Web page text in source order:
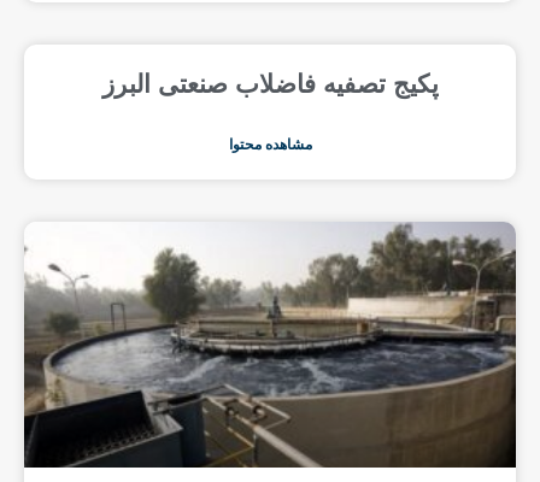
پکیج تصفیه فاضلاب صنعتی البرز
مشاهده محتوا